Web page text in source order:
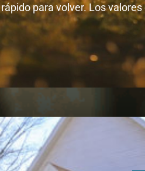
para volver. Los